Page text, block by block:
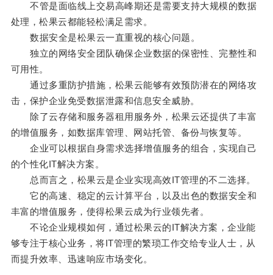
不管是面临线上交易高峰期还是需要支持大规模的数据
处理，松果云都能轻松满足需求。
数据安全是松果云一直重视的核心问题。
独立的网络安全团队确保企业数据的保密性、完整性和
可用性。
通过多重防护措施，松果云能够有效预防潜在的网络攻
击，保护企业免受数据泄露和信息安全威胁。
除了云存储和服务器租用服务外，松果云还提供了丰富
的增值服务，如数据库管理、网站托管、备份与恢复等。
企业可以根据自身需求选择增值服务的组合，实现自己
的个性化IT解决方案。
总而言之，松果云是企业实现高效IT管理的不二选择。
它的高速、稳定的云计算平台，以及出色的数据安全和
丰富的增值服务，使得松果云成为行业领先者。
不论企业规模如何，通过松果云的IT解决方案，企业能
够专注于核心业务，将IT管理的繁琐工作交给专业人士，从
而提升效率、迅速响应市场变化。